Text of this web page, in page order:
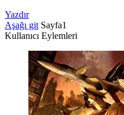
Yazdır
Aşağı git Sayfa1
Kullanıcı Eylemleri